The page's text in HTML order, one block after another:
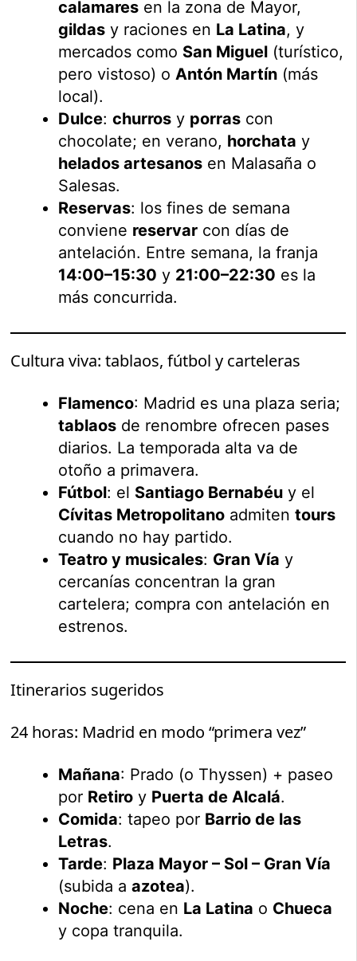
calamares en la zona de Mayor,
gildas y raciones en La Latina, y
mercados como San Miguel (turístico,
pero vistoso) oAntón Martín (más
local).
Dulce:churros y porras con
chocolate; en verano, horchata y
helados artesanos en Malasaña o
Salesas.
Reservas: los fines de semana
conviene reservar con días de
antelación. Entre semana, la franja
14:00–15:30 y 21:00–22:30 es la
más concurrida.
Cultura viva: tablaos, fútbol y carteleras
Flamenco: Madrid es una plaza seria;
tablaos de renombre ofrecen pases
diarios. La temporada alta va de
otoño a primavera.
Fútbol: el Santiago Bernabéu y el
Cívitas Metropolitano admitentours
cuando no hay partido.
Teatro y musicales: Gran Vía y
cercanías concentran la gran
cartelera; compra con antelación en
estrenos.
Itinerarios sugeridos
24 horas: Madrid en modo “primera vez”
Mañana: Prado (o Thyssen) + paseo
por Retiro y Puerta de Alcalá.
Comida: tapeo por Barrio de las
Letras.
Tarde: Plaza Mayor – Sol – Gran Vía
(subida aazotea).
Noche: cena en La Latina o Chueca
y copa tranquila.